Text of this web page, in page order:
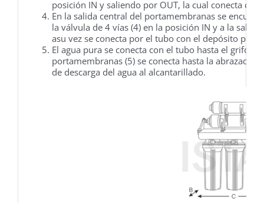
posición IN y saliendo por OUT, la cual conecta
En la salida central del portamembranas se
la válvula de 4 vías (4) en la posición IN y a la
asu vez se conecta por el tubo con el depósito
El agua pura se conecta con el tubo hasta el grifo
portamembranas (5) se conecta hasta la
de descarga del agua al alcantarillado.